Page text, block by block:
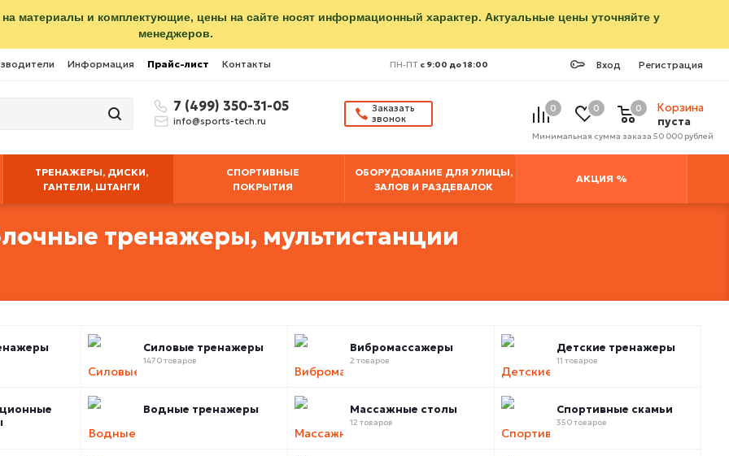
материалы и комплектующие, цены на сайте носят информационный характер. Актуальные цены уточняйте у
менеджеров.
Информация Прайс-лист Контакты Вход Регистрация
ПН-ПТ с 9:00 до 18:00
7 (499) 350-31-05
info@sports-tech.ru
Заказать
звонок
0 0
Корзина
пуста
0
Минимальная сумма заказа 50 000 рублей
ТРЕНАЖЕРЫ, ДИСКИ,
ГАНТЕЛИ, ШТАНГИ
СПОРТИВНЫЕ
ПОКРЫТИЯ
ОБОРУДОВАНИЕ ДЛЯ УЛИЦЫ,
ЗАЛОВ И РАЗДЕВАЛОК
АКЦИЯ %
тренажеры, мультистанции
Силовые тренажеры
1470 товаров
Вибромассажеры
2 товаров
Детские тренажеры
11 товаров
Водные тренажеры Массажные столы
12 товаров
Спортивные скамьи
350 товаров